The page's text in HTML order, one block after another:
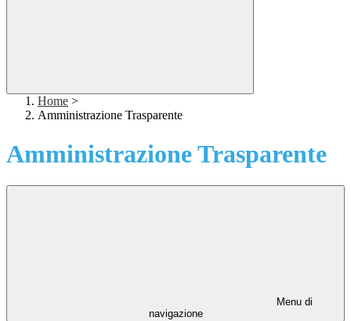
Home >
Amministrazione Trasparente
Amministrazione Trasparente
Menu di
navigazione